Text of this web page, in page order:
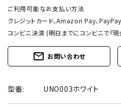
ご利用可能なお支払い方法
クレジットカード、Amazon Pay、
コンビニ決済 (明日までにコンビニで『現
mail_outline お問い合わせ
型番: UNO003ホワイト